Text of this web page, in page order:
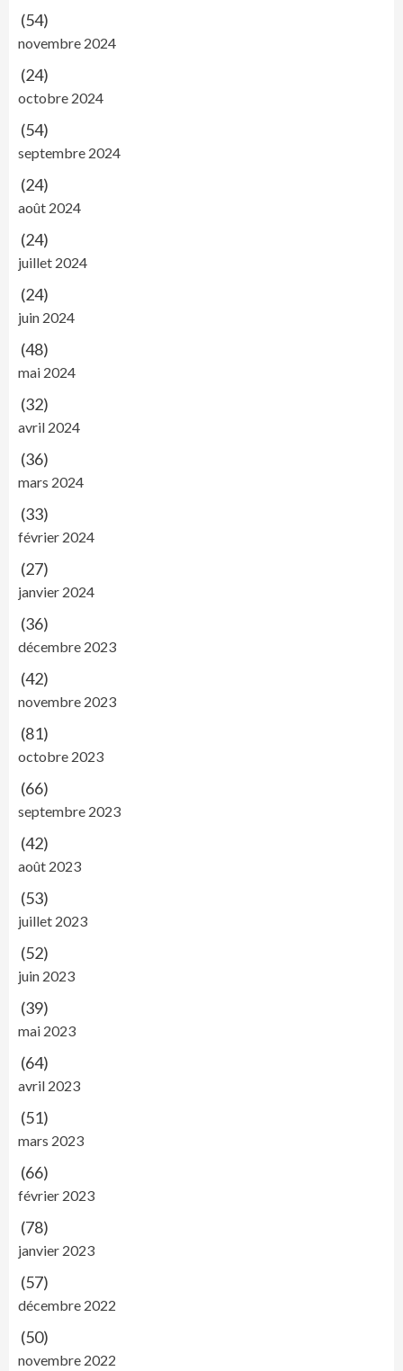
(54)
novembre 2024
(24)
octobre 2024
(54)
septembre 2024
(24)
août 2024
(24)
juillet 2024
(24)
juin 2024
(48)
mai 2024
(32)
avril 2024
(36)
mars 2024
(33)
février 2024
(27)
janvier 2024
(36)
décembre 2023
(42)
novembre 2023
(81)
octobre 2023
(66)
septembre 2023
(42)
août 2023
(53)
juillet 2023
(52)
juin 2023
(39)
mai 2023
(64)
avril 2023
(51)
mars 2023
(66)
février 2023
(78)
janvier 2023
(57)
décembre 2022
(50)
novembre 2022